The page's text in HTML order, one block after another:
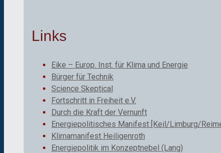
Links
Eike – Europ. Inst. für Klima und Energie
Bürger für Technik
Science Skeptical
Fortschritt in Freiheit e.V.
Durch die Kraft der Vernunft
Energiepolitisches Manifest [Keil/Limburg/
Klimamanifest Heiligenroth
Energiepolitik im Konzeptnebel (Lang)